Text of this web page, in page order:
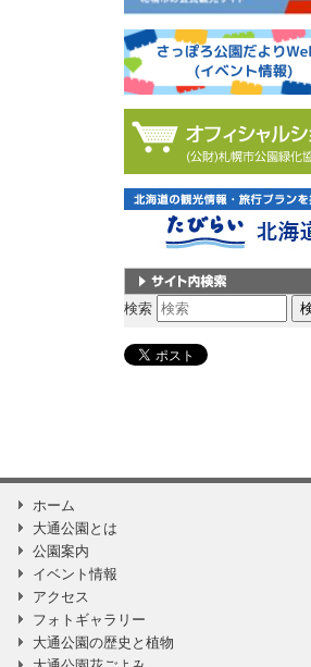
サイト内検索
検索
ホーム
大通公園とは
公園案内
イベント情報
アクセス
フォトギャラリー
大通公園の歴史と植物